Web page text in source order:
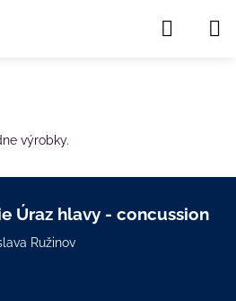
výrobky.
Úraz hlavy - concussion
Ružinov